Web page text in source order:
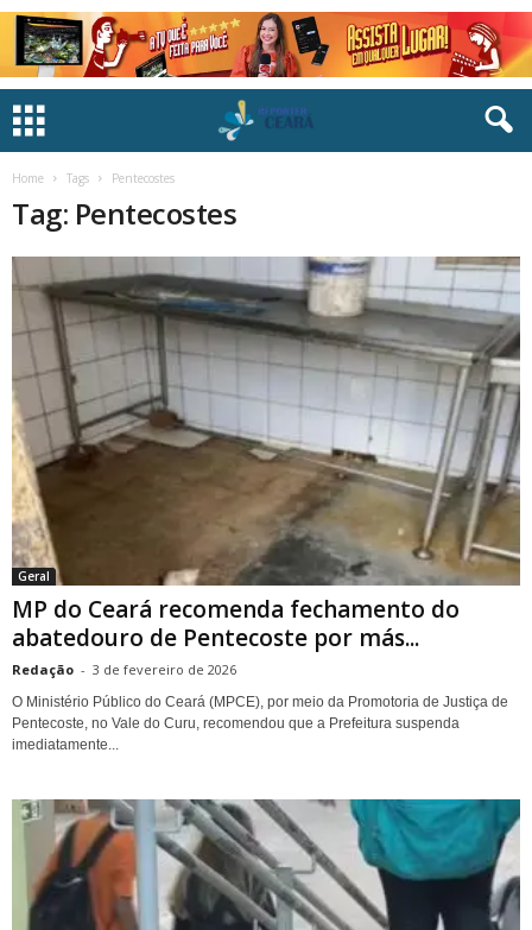
Home Tags Pentecostes
Tag: Pentecostes
Geral
MP do Ceará recomenda fechamento do
abatedouro de Pentecoste por más...
Redação - 3 de fevereiro de 2026
O Ministério Público do Ceará (MPCE), por meio da Promotoria de Justiça de
Pentecoste, no Vale do Curu, recomendou que a Prefeitura suspenda
imediatamente...